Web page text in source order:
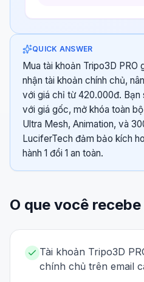
QUICK ANSWER
Mua tài khoản Tripo3D PRO
nhận tài khoản chính chủ,
với giá chỉ từ 420.000đ.
với giá gốc, mở khóa toàn
Ultra Mesh, Animation, và
LuciferTech đảm bảo kích
hành 1 đổi 1 an toàn.
O que você recebe
Tài khoản Tripo3D
chính chủ trên email